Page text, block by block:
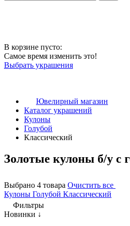
В корзине пусто:
Самое время изменить это!
Выбрать украшения
Ювелирный магазин
Каталог украшений
Кулоны
Голубой
Классический
Золотые кулоны б/у с
Выбрано 4 товара Очистить все
Кулоны Голубой Классический
Фильтры
Новинки ↓